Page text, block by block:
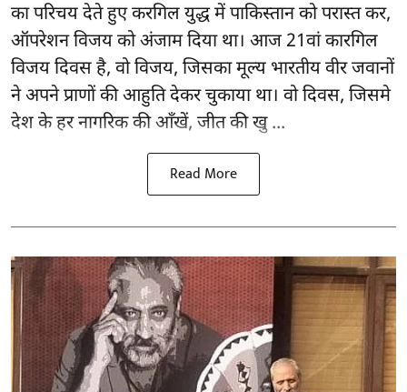
का परिचय देते हुए करगिल युद्ध में पाकिस्तान को परास्त कर,
ऑपरेशन विजय को अंजाम दिया था। आज 21वां कारगिल
विजय दिवस है, वो विजय, जिसका मूल्य भारतीय वीर जवानों
ने अपने प्राणों की आहुति देकर चुकाया था। वो दिवस, जिसमे
देश के हर नागरिक की आँखें, जीत की खु ...
Read More